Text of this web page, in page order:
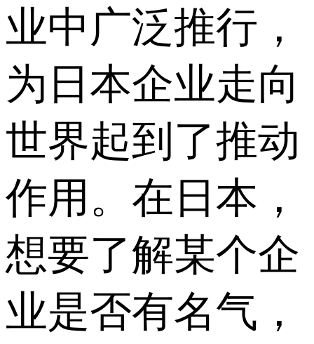
业中广泛推行，
为日本企业走向
世界起到了推动
作用。在日本，
想要了解某个企
业是否有名气，